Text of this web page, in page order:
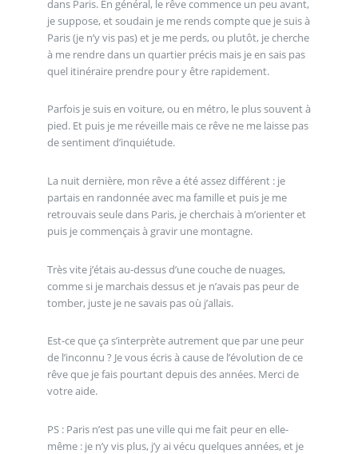
dans Paris. En général, le rêve commence un peu avant,
je suppose, et soudain je me rends compte que je suis à
Paris (je n’y vis pas) et je me perds, ou plutôt, je cherche
à me rendre dans un quartier précis mais je en sais pas
quel itinéraire prendre pour y être rapidement.
Parfois je suis en voiture, ou en métro, le plus souvent à
pied. Et puis je me réveille mais ce rêve ne me laisse pas
de sentiment d’inquiétude.
La nuit dernière, mon rêve a été assez différent : je
partais en randonnée avec ma famille et puis je me
retrouvais seule dans Paris, je cherchais à m’orienter et
puis je commençais à gravir une montagne.
Très vite j’étais au-dessus d’une couche de nuages,
comme si je marchais dessus et je n’avais pas peur de
tomber, juste je ne savais pas où j’allais.
Est-ce que ça s’interprète autrement que par une peur
de l’inconnu ? Je vous écris à cause de l’évolution de ce
rêve que je fais pourtant depuis des années. Merci de
votre aide.
PS : Paris n’est pas une ville qui me fait peur en elle-
même : je n’y vis plus, j’y ai vécu quelques années, et je